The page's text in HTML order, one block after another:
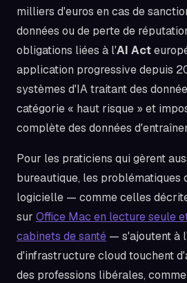
milliers d'euros en cas de
données ou de perte de
obligations liées à l'AI Act
application progressive depuis
systèmes d'IA traitant des
catégorie « haut risque » et
complète des données
Pour les praticiens qui gèrent
bureautique, les problématiques
logicielle — comme celles
sur Office Mac en lecture seule
cabinets de santé — s'ajoutent à
d'infrastructure cloud touchent
des professions libérales,